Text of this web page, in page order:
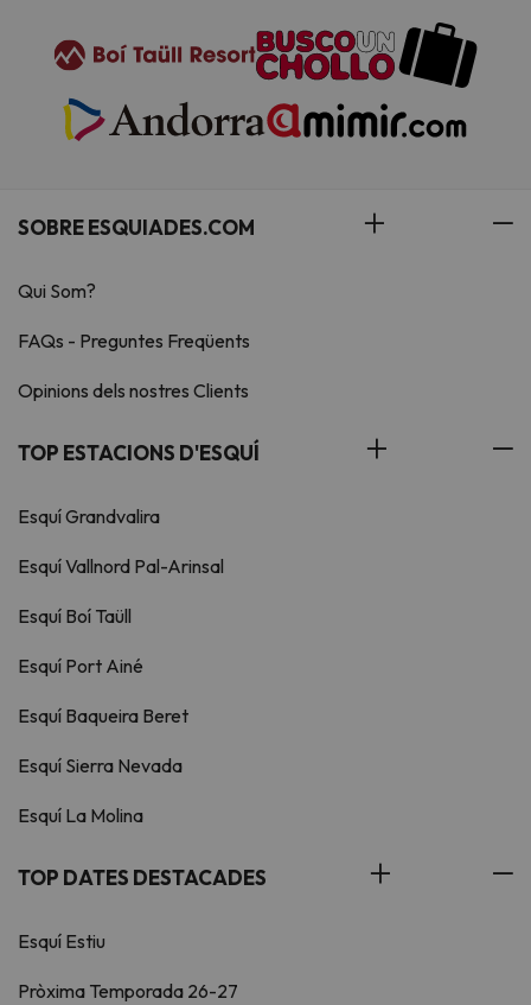
SOBRE ESQUIADES.COM
Qui Som?
FAQs - Preguntes Freqüents
Opinions dels nostres Clients
TOP ESTACIONS D'ESQUÍ
Esquí Grandvalira
Esquí Vallnord Pal-Arinsal
Esquí Boí Taüll
Esquí Port Ainé
Esquí Baqueira Beret
Esquí Sierra Nevada
Esquí La Molina
TOP DATES DESTACADES
Esquí Estiu
Pròxima Temporada 26-27